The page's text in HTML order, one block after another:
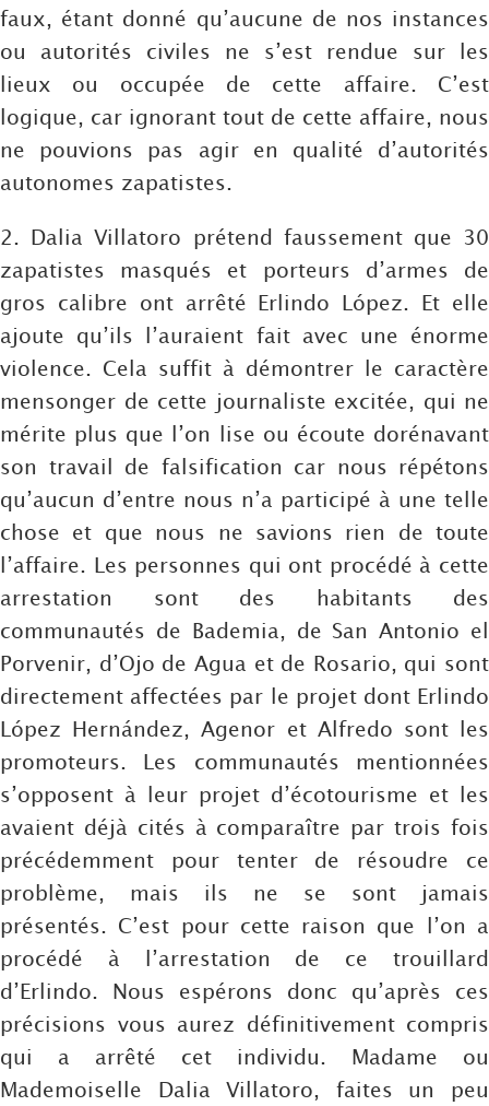
faux, étant donné qu’aucune de nos instances
ou autorités civiles ne s’est rendue sur les
lieux ou occupée de cette affaire. C’est
logique, car ignorant tout de cette affaire, nous
ne pouvions pas agir en qualité d’autorités
autonomes zapatistes.
2. Dalia Villatoro prétend faussement que 30
zapatistes masqués et porteurs d’armes de
gros calibre ont arrêté Erlindo López. Et elle
ajoute qu’ils l’auraient fait avec une énorme
violence. Cela suffit à démontrer le caractère
mensonger de cette journaliste excitée, qui ne
mérite plus que l’on lise ou écoute dorénavant
son travail de falsification car nous répétons
qu’aucun d’entre nous n’a participé à une telle
chose et que nous ne savions rien de toute
l’affaire. Les personnes qui ont procédé à cette
arrestation sont des habitants des
communautés de Bademia, de San Antonio el
Porvenir, d’Ojo de Agua et de Rosario, qui sont
directement affectées par le projet dont Erlindo
López Hernández, Agenor et Alfredo sont les
promoteurs. Les communautés mentionnées
s’opposent à leur projet d’écotourisme et les
avaient déjà cités à comparaître par trois fois
précédemment pour tenter de résoudre ce
problème, mais ils ne se sont jamais
présentés. C’est pour cette raison que l’on a
procédé à l’arrestation de ce trouillard
d’Erlindo. Nous espérons donc qu’après ces
précisions vous aurez définitivement compris
qui a arrêté cet individu. Madame ou
Mademoiselle Dalia Villatoro, faites un peu